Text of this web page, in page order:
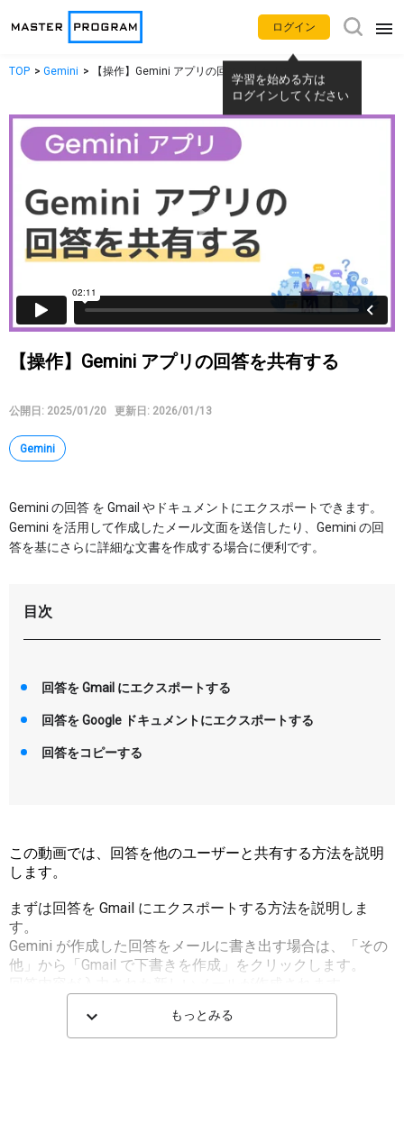
アプリ別使い方動画
Gemini NotebookLM
Google Meet Google Chat
Google ドキュメント
Google スプレッドシート Google スライド
Google タスク
その他
講座
マイページ
ログイン
学習を始める方は
ログインしてください
TOP Gemini 【操作】Gemini アプリの回答を共有する
【操作】Gemini アプリの回答を共有する
公開日: 2025/01/20 更新日: 2026/01/13
Gemini
Gemini の回答 を Gmail やドキュメントにエクスポートできます。
Gemini を活用して作成したメール文面を送信したり、Gemini の回
答を基にさらに詳細な文書を作成する場合に便利です。
目次
回答を Gmail にエクスポートする
回答を Google ドキュメントにエクスポートする
回答をコピーする
この動画では、回答を他のユーザーと共有する方法を説明
します。
まずは回答を Gmail にエクスポートする方法を説明しま
す。
Gemini が作成した回答をメールに書き出す場合は、「その
他」から「Gmail で下書きを作成」をクリックします。
宛先を入力し、件名を書き換えてメールを送信します。
もっとみる